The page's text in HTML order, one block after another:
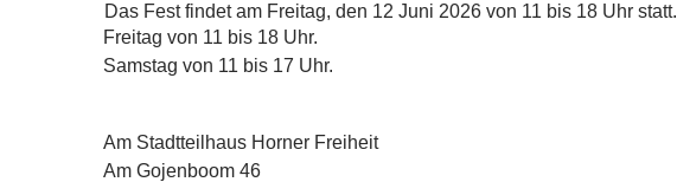
Das Fest findet am Freitag, den 12 Juni 2026 von 11 bis 18 Uhr statt.
Am Stadtteilhaus Horner Freiheit
Am Gojenboom 46
Freitag von 11 bis 18 Uhr.
Samstag von 11 bis 17 Uhr.